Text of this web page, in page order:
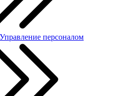
персоналом